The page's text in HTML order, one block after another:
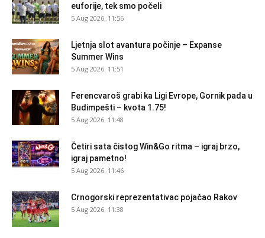
euforije, tek smo počeli
5 Aug 2026. 11:56
Ljetnja slot avantura počinje – Expanse
Summer Wins
5 Aug 2026. 11:51
Ferencvaroš grabi ka Ligi Evrope, Gornik pada u
Budimpešti – kvota 1.75!
5 Aug 2026. 11:48
Četiri sata čistog Win&Go ritma – igraj brzo,
igraj pametno!
5 Aug 2026. 11:46
Crnogorski reprezentativac pojačao Rakov
5 Aug 2026. 11:38